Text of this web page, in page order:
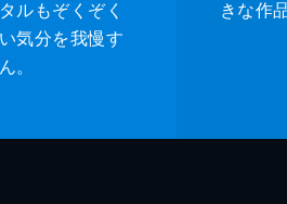
ルもぞくぞく
気分を我慢す
。
きな作